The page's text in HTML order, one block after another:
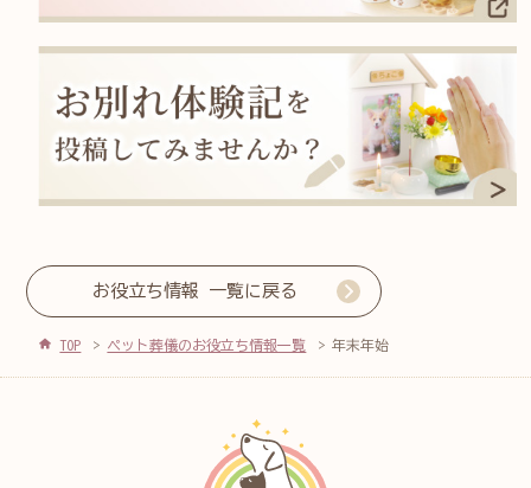
お役立ち情報 一覧に戻る
TOP ペット葬儀のお役立ち情報一覧 年末年始